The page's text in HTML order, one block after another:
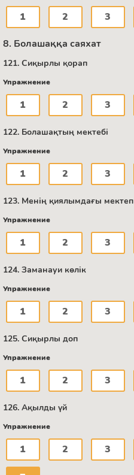
1 2 3
8. Болашаққа саяхат
121. Сиқырлы қорап
Упражнение
1 2 3
122. Болашақтың мектебі
Упражнение
1 2 3
123. Менің қиялымдағы мектеп
Упражнение
1 2 3
124. Заманауи көлік
Упражнение
1 2 3
125. Сиқырлы доп
Упражнение
1 2 3
126. Ақылды үй
Упражнение
1 2 3